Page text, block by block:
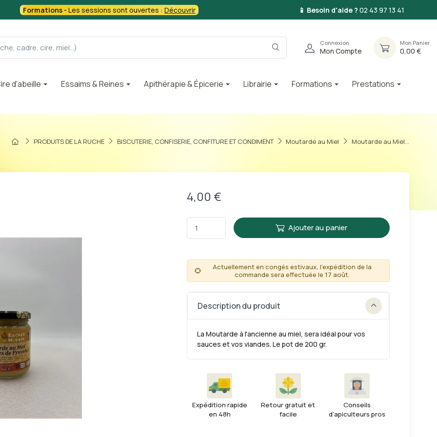
Formations - Les sessions sont ouvertes : Découvrir 📱 Besoin d'aide ? 02 43 97 13 41
Connexion
Mon Compte
Mon Panier
0,00 €
d'abeille Essaims & Reines Apithérapie & Épicerie Librairie Formations Prestations
PRODUITS DE LA RUCHE BISCUTERIE, CONFISERIE, CONFITURE ET CONDIMENT Moutarde au Miel Moutarde au Miel...
4,00 €
Ajouter au panier
🌻
Actuellement en congés estivaux, l'expédition de la
commande sera effectuée le 17 août.
Description du produit
La Moutarde à l'ancienne au miel, sera idéal pour vos
sauces et vos viandes. Le pot de 200 gr.
Expédition rapide
en 48h
Retour gratuit et
facile
Conseils
d'apiculteurs pros